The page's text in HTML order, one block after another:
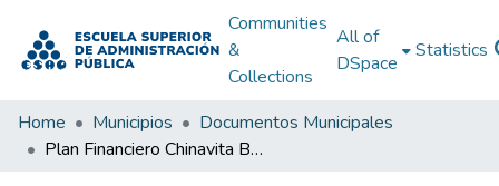
Communities
&
Collections
All of
DSpace
Statistics
Home Municipios
Documentos Municipales
Plan Financiero Chinavita Boyacá 2013: PF Chinavita Boyacá 2013